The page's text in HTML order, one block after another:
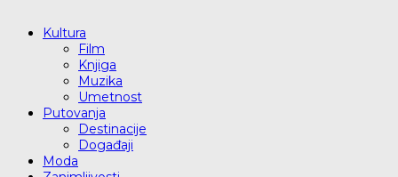
Kultura
Film
Knjiga
Muzika
Umetnost
Putovanja
Destinacije
Događaji
Moda